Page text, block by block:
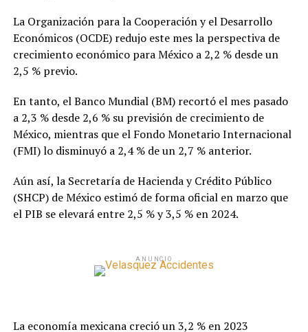
La Organización para la Cooperación y el Desarrollo
Económicos (OCDE) redujo este mes la perspectiva de
crecimiento económico para México a 2,2 % desde un
2,5 % previo.
En tanto, el Banco Mundial (BM) recortó el mes pasado
a 2,3 % desde 2,6 % su previsión de crecimiento de
México, mientras que el Fondo Monetario Internacional
(FMI) lo disminuyó a 2,4 % de un 2,7 % anterior.
Aún así, la Secretaría de Hacienda y Crédito Público
(SHCP) de México estimó de forma oficial en marzo que
el PIB se elevará entre 2,5 % y 3,5 % en 2024.
ANUNCIO
La economía mexicana creció un 3,2 % en 2023